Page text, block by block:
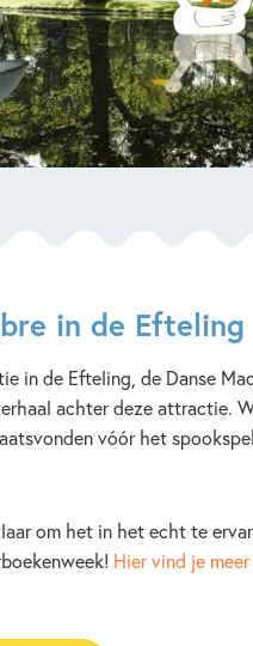
in de Efteling
in de Efteling, de Danse
achter deze attractie.
vóór het
om het in het echt te
Hier vind je